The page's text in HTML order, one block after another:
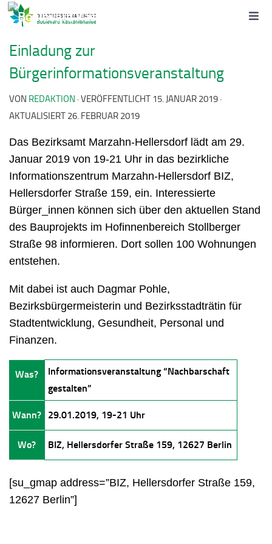
Einladung zur
Bürgerinformationsveranstaltung
VON REDAKTION · VERÖFFENTLICHT 15. JANUAR 2019 ·
AKTUALISIERT 26. FEBRUAR 2019
Das Bezirksamt Marzahn-Hellersdorf lädt am 29.
Januar 2019 von 19-21 Uhr in das bezirkliche
Informationszentrum Marzahn-Hellersdorf BIZ,
Hellersdorfer Straße 159, ein. Interessierte
Bürger_innen können sich über den aktuellen Stand
des Bauprojekts im Hofinnenbereich Stollberger
Straße 98 informieren. Dort sollen 100 Wohnungen
entstehen.
Mit dabei ist auch Dagmar Pohle,
Bezirksbürgermeisterin und Bezirksstadträtin für
Stadtentwicklung, Gesundheit, Personal und
Finanzen.
Was?
Informationsveranstaltung “Nachbarschaft
gestalten”
Wann? 29.01.2019, 19-21 Uhr
Wo? BIZ, Hellersdorfer Straße 159, 12627 Berlin
[su_gmap address=”BIZ, Hellersdorfer Straße 159,
12627 Berlin”]